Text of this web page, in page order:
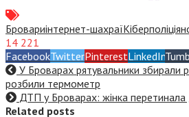
Бровариінтернет-шахраїКіберполіція
14 221
FacebookTwitterPinterestLinkedIn
У Броварах рятувальники збирали
розбили термометр
ДТП у Броварах: жінка перетинала
Related posts